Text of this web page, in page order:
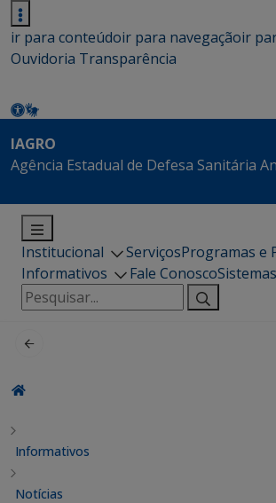
ir para conteúdoir para navegaçãoir
Ouvidoria Transparência
IAGRO
Agência Estadual de Defesa Sanitária
Institucional ServiçosProgramas e
Informativos
Fale ConoscoSistemas
Pesquisar
por:
Informativos
Notícias